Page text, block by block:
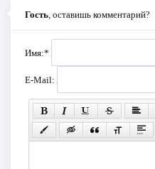
Гость, оставишь комментарий?
Имя:*
E-Mail: